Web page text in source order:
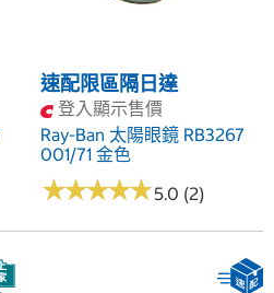
速配限區隔日達
登入顯示售價
Ray-Ban 太陽眼鏡 RB3267
001/71 金色
★★★★★
★★★★★5.0 (2)